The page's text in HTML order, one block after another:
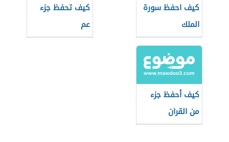
كيف احفظ سورة
الملك
كيف تحفظ جزء
عم
كيف أحفظ جزء
من القران